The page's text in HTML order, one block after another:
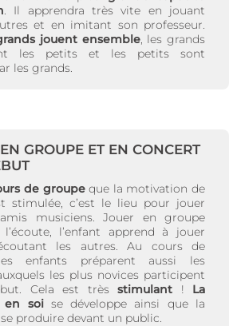
. Il apprendra très vite en jouant
et en imitant son professeur.
jouent ensemble, les grands
les petits et les petits sont
les grands.
GROUPE ET EN CONCERT
de groupeque la motivation de
stimulée, c’est le lieu pour jouer
musiciens. Jouer en groupe
l’écoute, l’enfant apprend à jouer
les autres. Au cours de
enfants préparent aussi les
les plus novices participent
Cela est très stimulant ! La
en soise développe ainsi que la
produire devant un public.